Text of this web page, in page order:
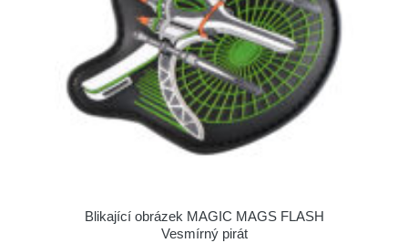
Blikající obrázek MAGIC MAGS FLASH
Vesmírný pirát